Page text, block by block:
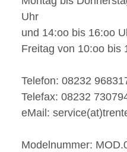
Uhr
und 14:oo bis 16:oo
Freitag von 10:oo bis
Telefon: 08232
Telefax: 08232
eMail:
Modelnummer: